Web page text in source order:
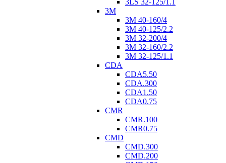
3M
3M 40-160/4
3M 40-125/2.2
3M 32-200/4
3M 32-160/2.2
3M 32-125/1.1
CDA
CDA5.50
CDA.300
CDA1.50
CDA0.75
CMR
CMR.100
CMR0.75
CMD
CMD.300
CMD.200